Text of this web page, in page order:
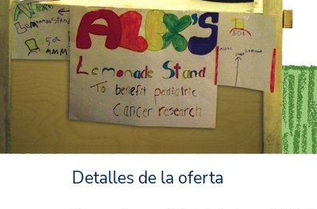
Detalles de la oferta